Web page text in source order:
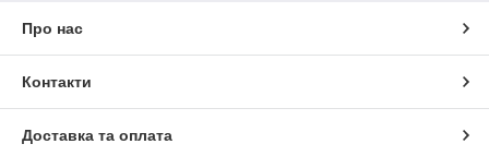
Про нас
Контакти
Доставка та оплата